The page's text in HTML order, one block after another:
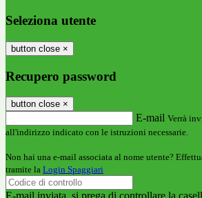
Seleziona utente
button close ×
Recupero password
button close ×
E-mail Verrà
all'indirizzo indicato con le istruzioni necessarie.
Non hai una e-mail associata al nome utente?
tramite la Login Spaggiari